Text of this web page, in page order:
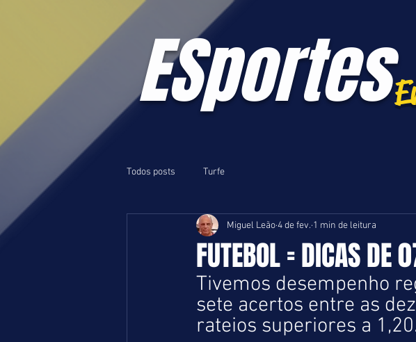
ESportes
Todos posts Turfe
FUTEBOL = DICAS
Miguel Leão4 de fev. 1 min de leitura
Tivemos desempenho
sete acertos entre as
rateios superiores a